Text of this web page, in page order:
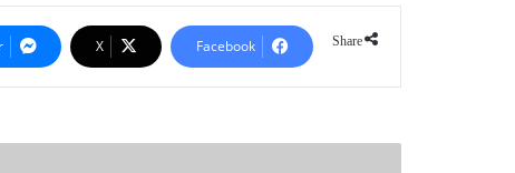
Share
Facebook
X
کرپٹ